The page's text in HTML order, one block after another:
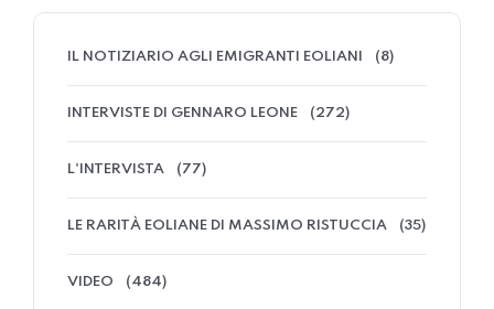
IL NOTIZIARIO AGLI EMIGRANTI EOLIANI (8)
INTERVISTE DI GENNARO LEONE (272)
L'INTERVISTA (77)
LE RARITÀ EOLIANE DI MASSIMO RISTUCCIA (35)
VIDEO (484)